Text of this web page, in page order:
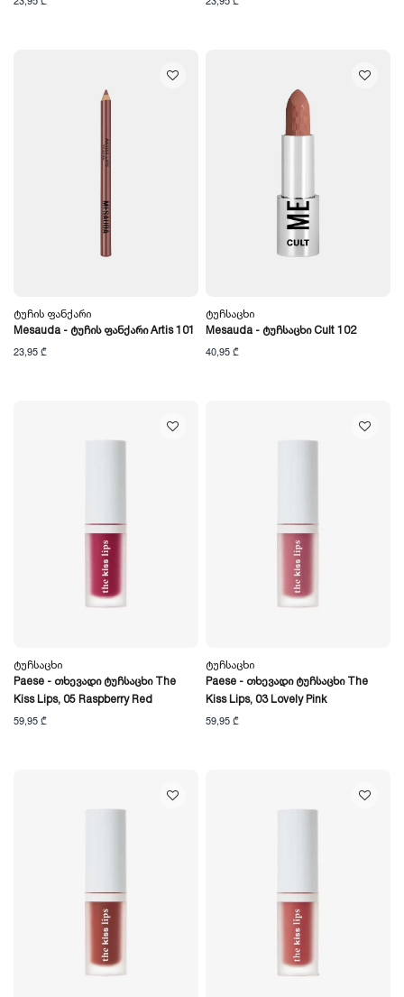
Ტუჩის Ფანქარი
Mesauda - Ტუჩის Ფანქარი Artis 101
23,95 ₾
Ტუჩსაცხი
Mesauda - Ტუჩსაცხი Cult 102
40,95 ₾
Ტუჩსაცხი
Paese - Თხევადი Ტუჩსაცხი The
Kiss Lips, 05 Raspberry Red
59,95 ₾
Ტუჩსაცხი
Paese - Თხევადი Ტუჩსაცხი The
Kiss Lips, 03 Lovely Pink
59,95 ₾